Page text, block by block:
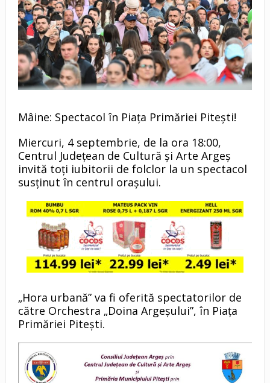
Mâine: Spectacol în Piața Primăriei Pitești!
Miercuri, 4 septembrie, de la ora 18:00,
Centrul Județean de Cultură și Arte Argeș
invită toți iubitorii de folclor la un spectacol
susținut în centrul orașului.
„Hora urbană” va fi oferită spectatorilor de
către Orchestra „Doina Argeșului”, în Piața
Primăriei Pitești.